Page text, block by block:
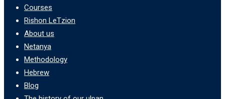
Courses
Rishon LeTzion
About us
Netanya
Methodology
Hebrew
Blog